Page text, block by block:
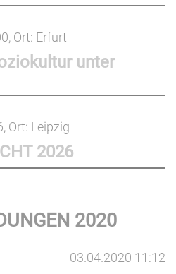
, Ort: Erfurt
unter
, Ort: Leipzig
2026
2020
03.04.2020 11:12